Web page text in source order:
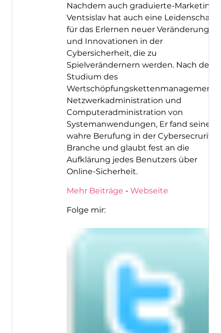
Nachdem auch graduierte-Marketing,
Ventsislav hat auch eine Leidenschaft
für das Erlernen neuer Veränderungen
und Innovationen in der
Cybersicherheit, die zu
Spielverändernern werden. Nach dem
Studium des
Wertschöpfungskettenmanagements,
Netzwerkadministration und
Computeradministration von
Systemanwendungen, Er fand seine
wahre Berufung in der Cybersecrurity-
Branche und glaubt fest an die
Aufklärung jedes Benutzers über
Online-Sicherheit.
Mehr Beiträge - Webseite
Folge mir: